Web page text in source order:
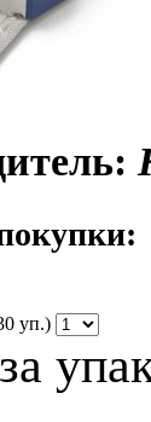
уп.)